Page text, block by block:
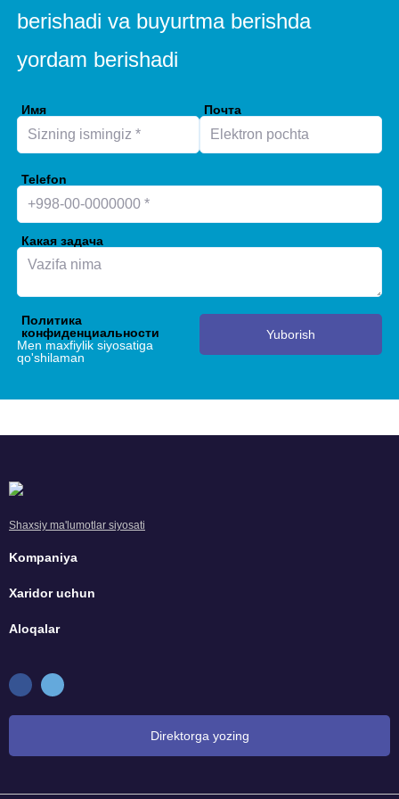
berishadi va buyurtma berishda
yordam berishadi
Имя Почта
Telefon
Какая задача
Политика
конфиденциальности
Men maxfiylik siyosatiga
qo'shilaman
Yuborish
Shaxsiy ma'lumotlar siyosati
Kompaniya
Xaridor uchun
Aloqalar
Direktorga yozing